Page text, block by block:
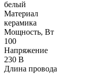
белый
Материал
керамика
Мощность, Вт
100
Напряжение
230 В
Длина провода